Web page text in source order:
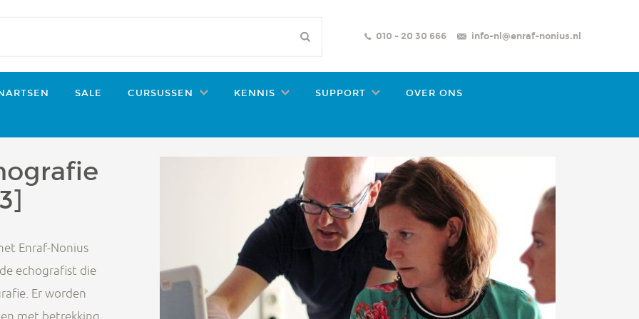
010 - 20 30 666 info-nl@enraf-nonius.nl
SALE CURSUSSEN KENNIS SUPPORT OVER ONS
Enraf-Nonius
echografist die
Er worden
met betrekking